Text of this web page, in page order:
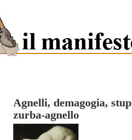
Agnelli, demagogia,
zurba-agnello